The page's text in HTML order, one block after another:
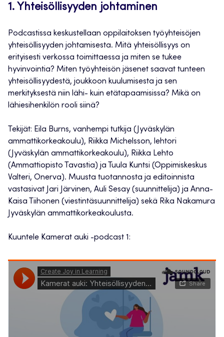
1. Yhteisöllisyyden johtaminen
Podcastissa keskustellaan oppilaitoksen työyhteisöjen
yhteisöllisyyden johtamisesta. Mitä yhteisöllisyys on
erityisesti verkossa toimittaessa ja miten se tukee
hyvinvointia? Miten työyhteisön jäsenet saavat tunteen
yhteisöllisyydestä, joukkoon kuulumisesta ja sen
merkityksestä niin lähi- kuin etätapaamisissa? Mikä on
lähiesihenkilön rooli siinä?
Tekijät: Eila Burns, vanhempi tutkija (Jyväskylän
ammattikorkeakoulu), Riikka Michelsson, lehtori
(Jyväskylän ammattikorkeakoulu), Riikka Lehto
(Ammattiopisto Tavastia) ja Tuula Kuntsi (Oppimiskeskus
Valteri, Onerva). Muusta tuotannosta ja editoinnista
vastasivat Jari Järvinen, Auli Sesay (suunnittelija) ja Anna-
Kaisa Tiihonen (viestintäsuunnittelija) sekä Rika Nakamura
Jyväskylän ammattikorkeakoulusta.
Kuuntele Kamerat auki -podcast 1: